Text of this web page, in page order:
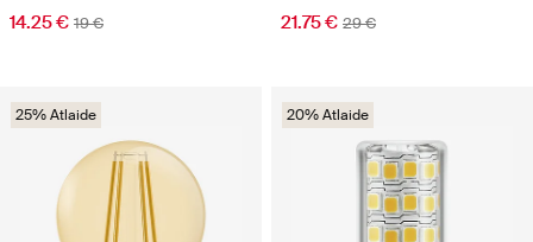
14.25 € 19 € 21.75 € 29 €
25% Atlaide 20% Atlaide